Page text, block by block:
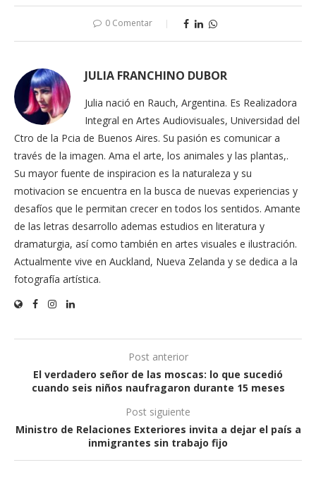
0 Comentar
JULIA FRANCHINO DUBOR
Julia nació en Rauch, Argentina. Es Realizadora
Integral en Artes Audiovisuales, Universidad del
Ctro de la Pcia de Buenos Aires. Su pasión es comunicar a
través de la imagen. Ama el arte, los animales y las plantas,.
Su mayor fuente de inspiracion es la naturaleza y su
motivacion se encuentra en la busca de nuevas experiencias y
desafíos que le permitan crecer en todos los sentidos. Amante
de las letras desarrollo ademas estudios en literatura y
dramaturgia, así como también en artes visuales e ilustración.
Actualmente vive en Auckland, Nueva Zelanda y se dedica a la
fotografía artística.
Post anterior
El verdadero señor de las moscas: lo que sucedió
cuando seis niños naufragaron durante 15 meses
Post siguiente
Ministro de Relaciones Exteriores invita a dejar el país a
inmigrantes sin trabajo fijo